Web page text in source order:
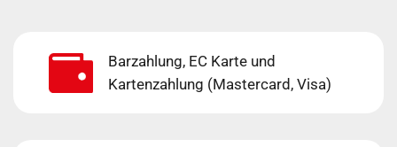
Barzahlung, EC Karte und
Kartenzahlung (Mastercard, Visa)